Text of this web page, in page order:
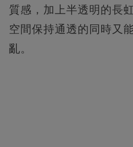
質感，加上半透明的長
空間保持通透的同時又
亂。